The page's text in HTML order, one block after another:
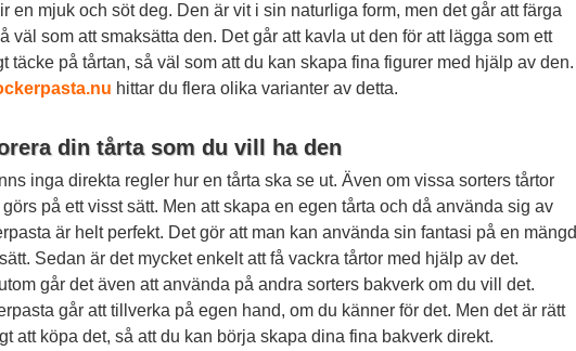
en mjuk och söt deg. Den är vit i sin naturliga form, men det går att färga
väl som att smaksätta den. Det går att kavla ut den för att lägga som ett
täcke på tårtan, så väl som att du kan skapa fina figurer med hjälp av den.
hittar du flera olika varianter av detta.
din tårta som du vill ha den
inga direkta regler hur en tårta ska se ut. Även om vissa sorters tårtor
görs på ett visst sätt. Men att skapa en egen tårta och då använda sig av
är helt perfekt. Det gör att man kan använda sin fantasi på en mängd
Sedan är det mycket enkelt att få vackra tårtor med hjälp av det.
går det även att använda på andra sorters bakverk om du vill det.
går att tillverka på egen hand, om du känner för det. Men det är rätt
att köpa det, så att du kan börja skapa dina fina bakverk direkt.